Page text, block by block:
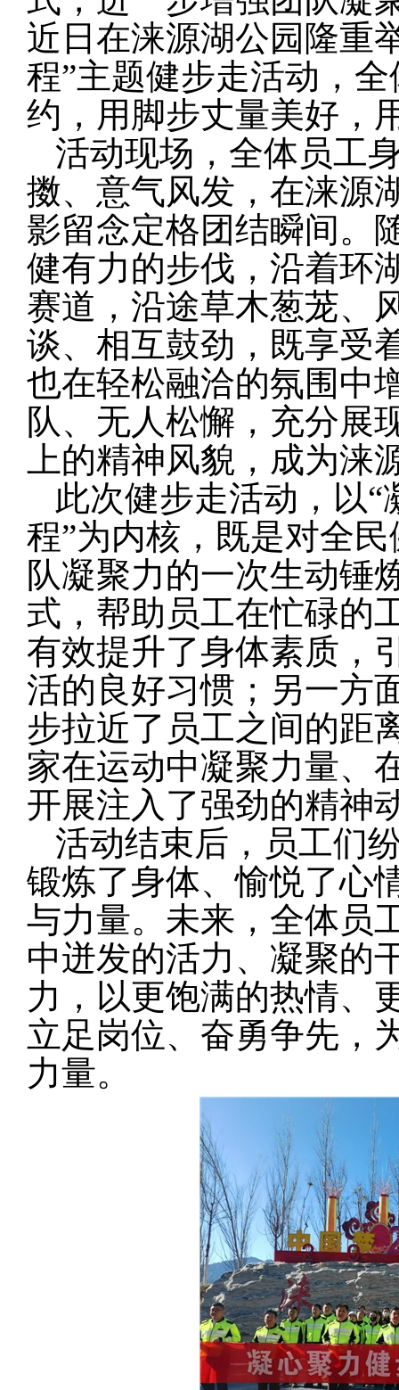
近日在涞源湖公园隆重
程”主题健步走活动，
约，用脚步丈量美好，
活动现场，全体员工
擞、意气风发，在涞源
影留念定格团结瞬间。
健有力的步伐，沿着环
赛道，沿途草木葱茏、
谈、相互鼓劲，既享受
也在轻松融洽的氛围中
队、无人松懈，充分展
上的精神风貌，成为
此次健步走活动，以
程”为内核，既是对全
队凝聚力的一次生动锤
式，帮助员工在忙碌的
有效提升了身体素质，
活的良好习惯；另一方
步拉近了员工之间的距
家在运动中凝聚力量、
开展注入了强劲的精神
活动结束后，员工们
锻炼了身体、愉悦了心
与力量。未来，全体员
中迸发的活力、凝聚的
力，以更饱满的热情、
立足岗位、奋勇争先，
力量。